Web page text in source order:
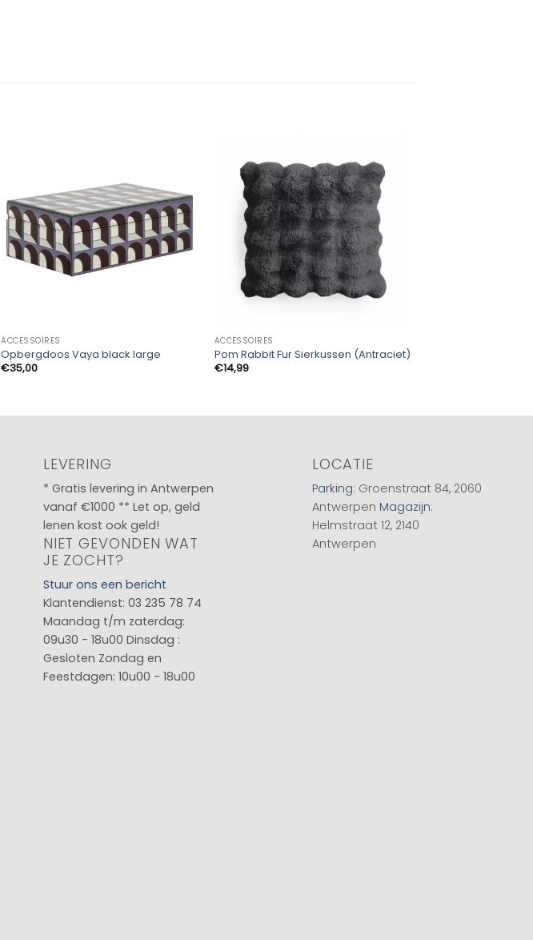
ACCESSOIRES
Opbergdoos Vaya black large
€35,00
ACCESSOIRES
Pom Rabbit Fur Sierkussen (Antraciet)
€14,99
LEVERING
* Gratis levering in Antwerpen
vanaf €1000 ** Let op, geld
lenen kost ook geld!
NIET GEVONDEN WAT
JE ZOCHT?
Stuur ons een bericht
Klantendienst: 03 235 78 74
Maandag t/m zaterdag:
09u30 - 18u00 Dinsdag :
Gesloten Zondag en
Feestdagen: 10u00 - 18u00
LOCATIE
Parking: Groenstraat 84, 2060
Antwerpen Magazijn:
Helmstraat 12, 2140
Antwerpen